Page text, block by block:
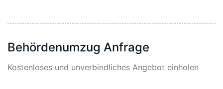
Behördenumzug Anfrage
Kostenloses und unverbindliches Angebot einholen